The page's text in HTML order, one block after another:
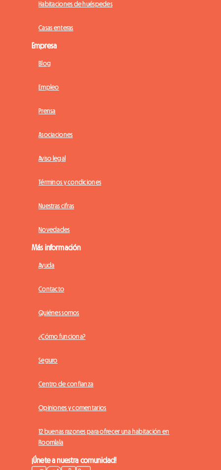
Habitaciones de huéspedes
Casas enteras
Empresa
Blog
Empleo
Prensa
Asociaciones
Aviso legal
Términos y condiciones
Nuestras cifras
Novedades
Más información
Ayuda
Contacto
Quiénes somos
¿Cómo funciona?
Seguro
Centro de confianza
Opiniones y comentarios
12 buenas razones para ofrecer una habitación en
Roomlala
¡Únete a nuestra comunidad!